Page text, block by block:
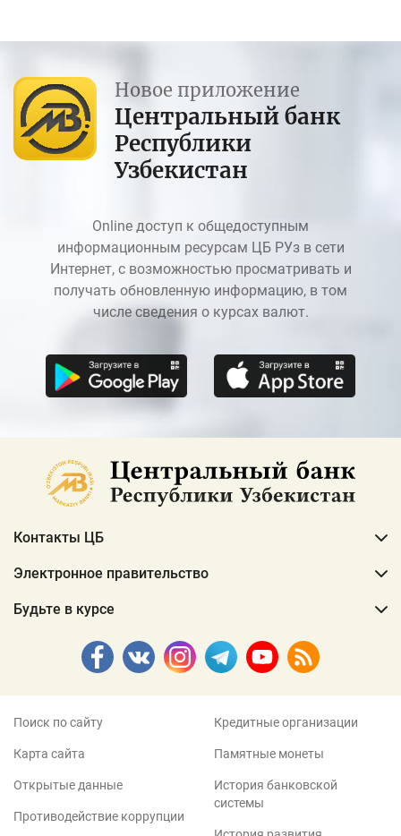
Новое приложение
Центральный банк
Республики
Узбекистан
Online доступ к общедоступным
информационным ресурсам ЦБ РУз в сети
Интернет, с возможностью просматривать и
получать обновленную информацию, в том
числе сведения о курсах валют.
Контакты ЦБ
Электронное правительство
Будьте в курсе
Поиск по сайту
Карта сайта
Открытые данные
Противодействие коррупции
Кредитные организации
Памятные монеты
История банковской
системы